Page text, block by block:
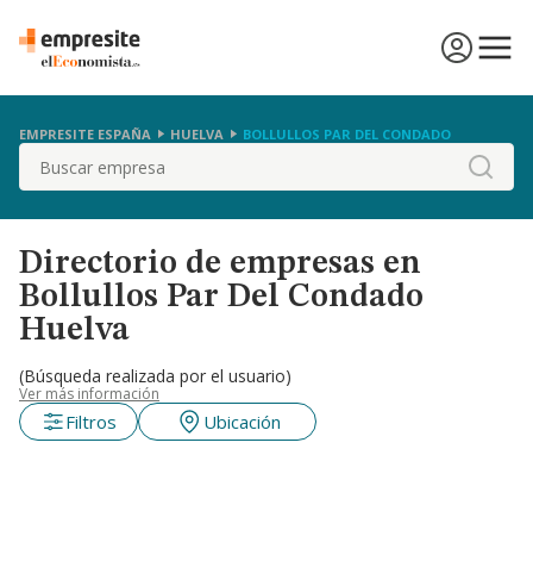
EMPRESITE ESPAÑA HUELVA BOLLULLOS PAR DEL CONDADO
Buscar
Directorio de empresas en
Bollullos Par Del Condado
Huelva
(Búsqueda realizada por el usuario)
Ver más información
Filtros Ubicación